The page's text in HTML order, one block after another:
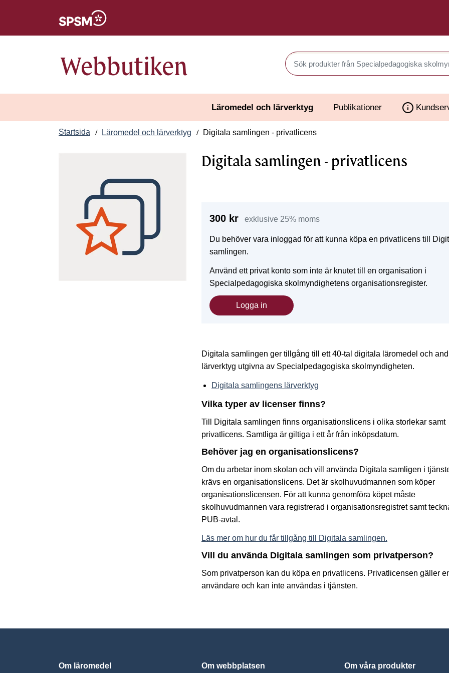
Webbutiken Sök produkter i Webbutiken
Läromedel och lärverktyg Publikationer
Startsida Läromedel och lärverktyg Digitala samlingen - privatlicens
Digitala samlingen - privatlicens
300 kr exklusive 25% moms
Du behöver vara inloggad för att kunna köpa en privatlicens till
samlingen.
Använd ett privat konto som inte är knutet till en organisation i
Specialpedagogiska skolmyndighetens organisationsregister.
Logga in
Logga in
Digitala samlingen ger tillgång till ett 40-tal digitala läromedel och
lärverktyg utgivna av Specialpedagogiska skolmyndigheten.
Digitala samlingens lärverktyg
Vilka typer av licenser finns?
Till Digitala samlingen finns organisationslicens i olika storlekar samt
privatlicens. Samtliga är giltiga i ett år från inköpsdatum.
Behöver jag en organisationslicens?
Om du arbetar inom skolan och vill använda Digitala samligen i
krävs en organisationslicens. Det är skolhuvudmannen som köper
organisationslicensen. För att kunna genomföra köpet måste
skolhuvudmannen vara registrerad i organisationsregistret samt
PUB-avtal.
Läs mer om hur du får tillgång till Digitala samlingen.
Vill du använda Digitala samlingen som privatperson?
Som privatperson kan du köpa en privatlicens. Privatlicensen gäller
användare och kan inte användas i tjänsten.
Om läromedel Om webbplatsen Om våra produkter